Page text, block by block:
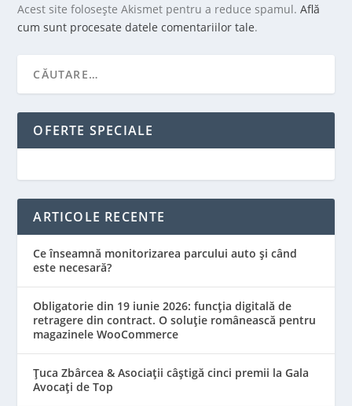
Acest site folosește Akismet pentru a reduce spamul.Află
cum sunt procesate datele comentariilor tale.
OFERTE SPECIALE
ARTICOLE RECENTE
Ce înseamnă monitorizarea parcului auto și când
este necesară?
Obligatorie din 19 iunie 2026: funcția digitală de
retragere din contract. O soluție românească pentru
magazinele WooCommerce
Țuca Zbârcea & Asociații câștigă cinci premii la Gala
Avocați de Top